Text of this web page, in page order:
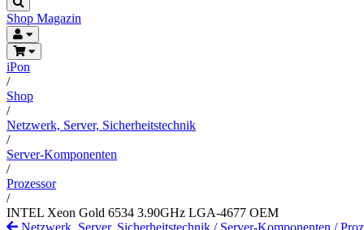
Shop Magazin
iPon
/
Shop
/
Netzwerk, Server, Sicherheitstechnik
/
Server-Komponenten
/
Prozessor
/
INTEL Xeon Gold 6534 3.90GHz LGA-4677 OEM
Netzwerk, Server, Sicherheitstechnik / Server-Komponenten /